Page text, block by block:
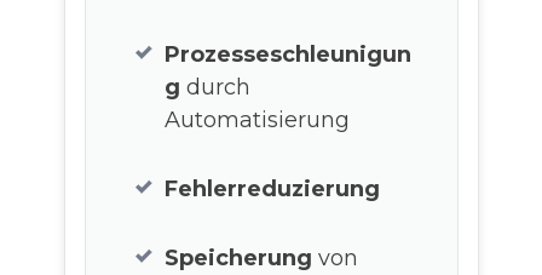
Prozesseschleunigun
g durch
Automatisierung
Fehlerreduzierung
Speicherung von